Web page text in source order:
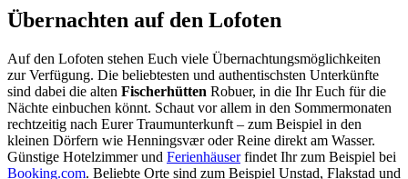
Übernachten auf den Lofoten
Auf den Lofoten stehen Euch viele Übernachtungsmöglichkeiten
zur Verfügung. Die beliebtesten und authentischsten Unterkünfte
sind dabei die alten Fischerhütten Robuer, in die Ihr Euch für die
Nächte einbuchen könnt. Schaut vor allem in den Sommermonaten
rechtzeitig nach Eurer Traumunterkunft – zum Beispiel in den
kleinen Dörfern wie Henningsvær oder Reine direkt am Wasser.
Günstige Hotelzimmer und Ferienhäuserfindet Ihr zum Beispiel bei
Booking.com. Beliebte Orte sind zum Beispiel Unstad, Flakstad und